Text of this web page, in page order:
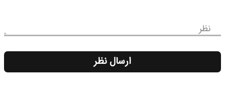
نظر
ارسال نظر